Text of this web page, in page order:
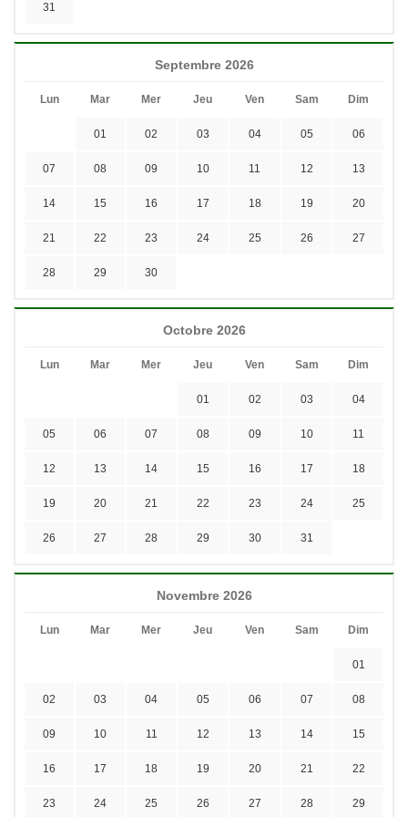
31
Septembre 2026
Lun Mar Mer Jeu Ven Sam Dim
01 02 03 04 05 06
07 08 09 10 11 12 13
14 15 16 17 18 19 20
21 22 23 24 25 26 27
28 29 30
Octobre 2026
Lun Mar Mer Jeu Ven Sam Dim
01 02 03 04
05 06 07 08 09 10 11
12 13 14 15 16 17 18
19 20 21 22 23 24 25
26 27 28 29 30 31
Novembre 2026
Lun Mar Mer Jeu Ven Sam Dim
01
02 03 04 05 06 07 08
09 10 11 12 13 14 15
16 17 18 19 20 21 22
23 24 25 26 27 28 29